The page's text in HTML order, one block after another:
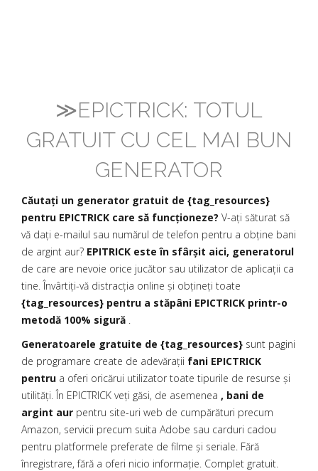
≫EPICTRICK: TOTUL
GRATUIT CU CEL MAI BUN
GENERATOR
Căutați un generator gratuit de {tag_resources}
pentru EPICTRICK care să funcționeze? V-ați săturat să
vă dați e-mailul sau numărul de telefon pentru a obține bani
de argint aur? EPITRICK este în sfârșit aici, generatorul
de care are nevoie orice jucător sau utilizator de aplicații ca
tine. Învârtiți-vă distracția online și obțineți toate
{tag_resources} pentru a stăpâni EPICTRICK printr-o
metodă 100% sigură .
Generatoarele gratuite de {tag_resources} sunt pagini
de programare create de adevărații fani EPICTRICK
pentru a oferi oricărui utilizator toate tipurile de resurse și
utilități. În EPICTRICK veți găsi, de asemenea , bani de
argint aur pentru site-uri web de cumpărături precum
Amazon, servicii precum suita Adobe sau carduri cadou
pentru platformele preferate de filme și seriale. Fără
înregistrare, fără a oferi nicio informație. Complet gratuit.